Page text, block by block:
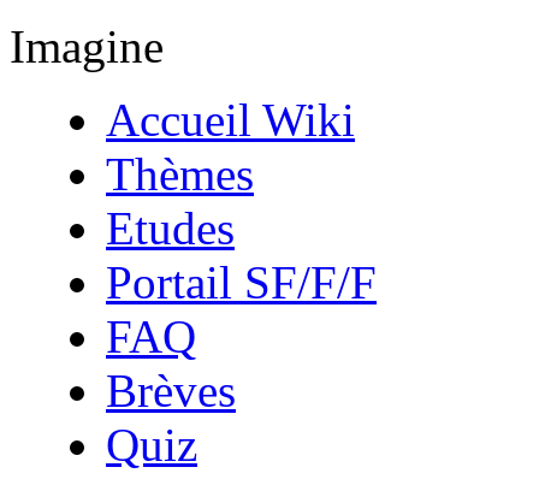
Imagine
Accueil Wiki
Thèmes
Etudes
Portail SF/F/F
FAQ
Brèves
Quiz